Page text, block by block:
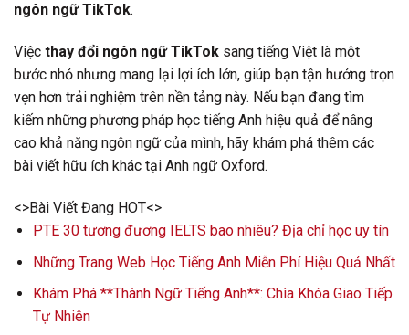
ngôn ngữ TikTok.
Việc thay đổi ngôn ngữ TikTok sang tiếng Việt là một
bước nhỏ nhưng mang lại lợi ích lớn, giúp bạn tận hưởng trọn
vẹn hơn trải nghiệm trên nền tảng này. Nếu bạn đang tìm
kiếm những phương pháp học tiếng Anh hiệu quả để nâng
cao khả năng ngôn ngữ của mình, hãy khám phá thêm các
bài viết hữu ích khác tại Anh ngữ Oxford.
<>Bài Viết Đang HOT<>
PTE 30 tương đương IELTS bao nhiêu? Địa chỉ học uy tín
Những Trang Web Học Tiếng Anh Miễn Phí Hiệu Quả Nhất
Khám Phá **Thành Ngữ Tiếng Anh**: Chìa Khóa Giao Tiếp
Tự Nhiên